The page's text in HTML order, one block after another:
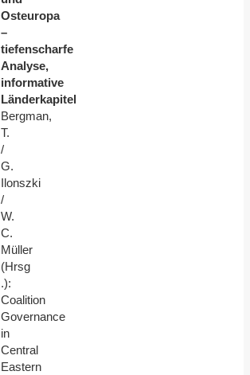
Osteuropa
–
tiefenscharfe
Analyse,
informative
Länderkapitel
Bergman,
T.
/
G.
Ilonszki
/
W.
C.
Müller
(Hrsg
.):
Coalition
Governance
in
Central
Eastern